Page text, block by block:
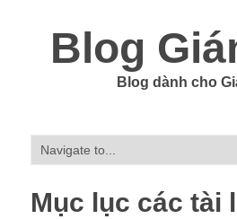
Blog
Blog dành cho
Mục lục các tài